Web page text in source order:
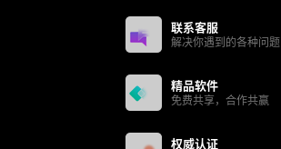
联系客服
解决你遇到的各种问题
精品软件
免费共享，合作共赢
权威认证